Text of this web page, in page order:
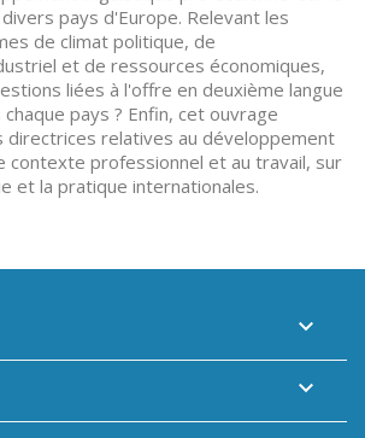
pays d'Europe. Relevant les
de climat politique, de
et de ressources économiques,
liées à l'offre en deuxième langue
pays ? Enfin, cet ouvrage
directrices relatives au développement
contexte professionnel et au travail, sur
et la pratique internationales.

